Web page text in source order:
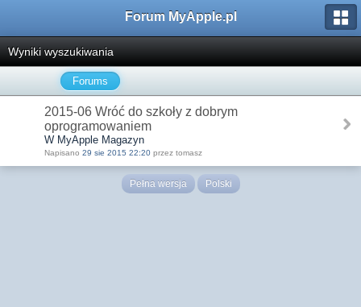
Forum MyApple.pl
Wyniki wyszukiwania
Forums
2015-06 Wróć do szkoły z dobrym
oprogramowaniem
W MyApple Magazyn
Napisano 29 sie 2015 22:20 przez tomasz
Pełna wersja Polski